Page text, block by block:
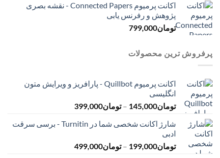
اکانت پرمیوم Connected Papers - نقشه بصری
پژوهش و رفرنس یابی
تومان799,000
پرفروش ترین محصولات
اکانت پرمیوم Quillbot - پارافریز و ویرایش متون
انگلیسی
تومان145,000
– تومان399,000
تومان145,000
تومان399,000
شارژ اکانت شخصی شما در Turnitin - برسی سرقت
ادبی
تومان199,000
– تومان499,000محدوده